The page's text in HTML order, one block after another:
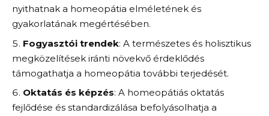
nyithatnak a homeopátia elméletének és
gyakorlatának megértésében.
Fogyasztói trendek: A természetes és holisztikus
megközelítések iránti növekvő érdeklődés
támogathatja a homeopátia további terjedését.
Oktatás és képzés: A homeopátiás oktatás
fejlődése és standardizálása befolyásolhatja a